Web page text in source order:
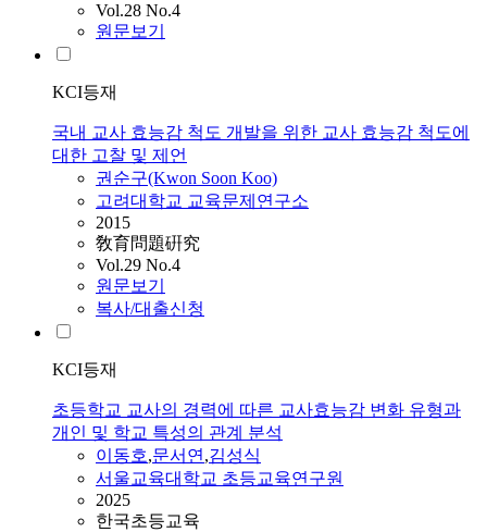
Vol.28 No.4
원문보기
KCI등재
국내 교사 효능감 척도 개발을 위한 교사 효능감 척도에
대한 고찰 및 제언
권순구(Kwon Soon Koo)
고려대학교 교육문제연구소
2015
敎育問題硏究
Vol.29 No.4
원문보기
복사/대출신청
KCI등재
초등학교 교사의 경력에 따른 교사효능감 변화 유형과
개인 및 학교 특성의 관계 분석
이동호,문서연,김성식
서울교육대학교 초등교육연구원
2025
한국초등교육